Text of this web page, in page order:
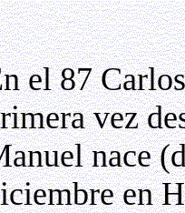
el 87
vez
nace
en